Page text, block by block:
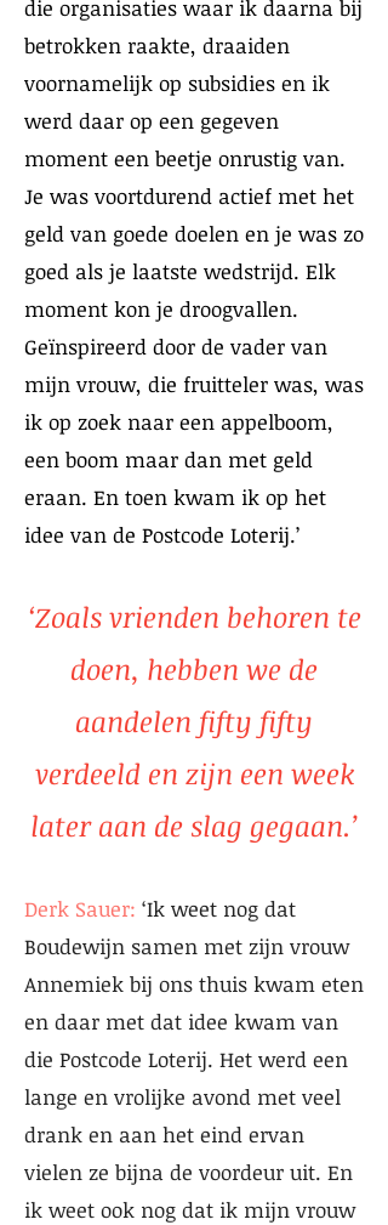
die organisaties waar ik daarna bij
betrokken raakte, draaiden
voornamelijk op subsidies en ik
werd daar op een gegeven
moment een beetje onrustig van.
Je was voortdurend actief met het
geld van goede doelen en je was zo
goed als je laatste wedstrijd. Elk
moment kon je droogvallen.
Geïnspireerd door de vader van
mijn vrouw, die fruitteler was, was
ik op zoek naar een appelboom,
een boom maar dan met geld
eraan. En toen kwam ik op het
idee van de Postcode Loterij.’
‘Zoals vrienden behoren te
doen, hebben we de
aandelen fifty fifty
verdeeld en zijn een week
later aan de slag gegaan.’
Derk Sauer: ‘Ik weet nog dat
Boudewijn samen met zijn vrouw
Annemiek bij ons thuis kwam eten
en daar met dat idee kwam van
die Postcode Loterij. Het werd een
lange en vrolijke avond met veel
drank en aan het eind ervan
vielen ze bijna de voordeur uit. En
ik weet ook nog dat ik mijn vrouw